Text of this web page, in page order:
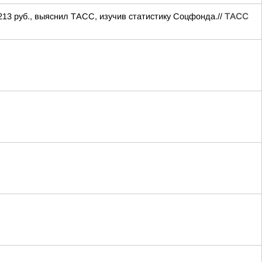
руб., выяснил ТАСС, изучив статистику Соцфонда.// ТАСС